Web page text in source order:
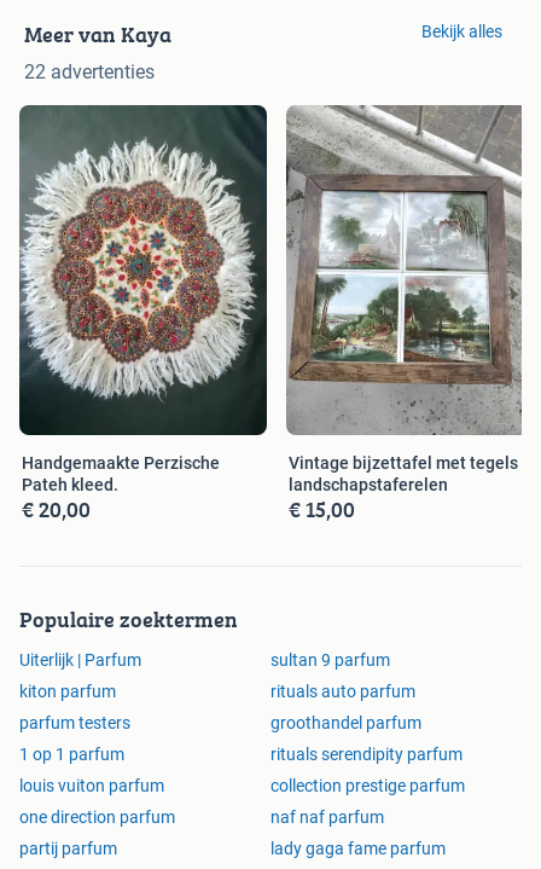
Meer van Kaya
22 advertenties
Bekijk alles
Handgemaakte Perzische
Pateh kleed.
€ 20,00
Vintage bijzettafel met tegels -
landschapstaferelen
€ 15,00
Populaire zoektermen
Uiterlijk | Parfum
sultan 9 parfum
kiton parfum
rituals auto parfum
parfum testers
groothandel parfum
1 op 1 parfum
rituals serendipity parfum
louis vuiton parfum
collection prestige parfum
one direction parfum
naf naf parfum
partij parfum
lady gaga fame parfum